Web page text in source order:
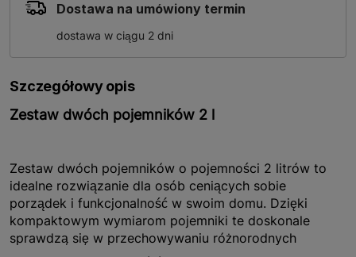
Dostawa na umówiony termin
dostawa w ciągu 2 dni
Szczegółowy opis
Zestaw dwóch pojemników 2 l
Zestaw dwóch pojemników o pojemności 2 litrów to
idealne rozwiązanie dla osób ceniących sobie
porządek i funkcjonalność w swoim domu. Dzięki
kompaktowym wymiarom pojemniki te doskonale
sprawdzą się w przechowywaniu różnorodnych